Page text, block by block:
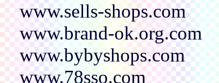
www.sells-shops.com
www.brand-ok.org.com
www.bybyshops.com
www.78sso.com